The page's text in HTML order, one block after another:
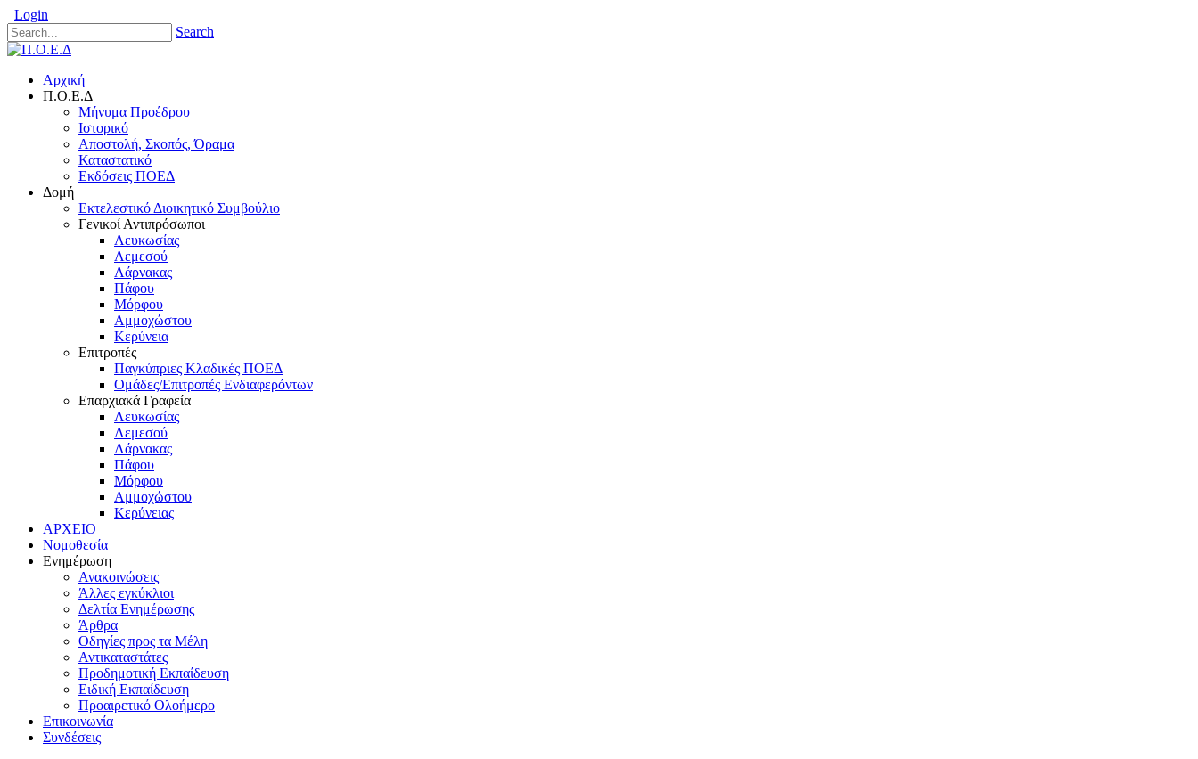
Login
Search
Αρχική
Π.Ο.Ε.Δ
Μήνυμα Προέδρου
Ιστορικό
Αποστολή, Σκοπός, Όραμα
Καταστατικό
Εκδόσεις ΠΟΕΔ
Δομή
Εκτελεστικό Διοικητικό Συμβούλιο
Γενικοί Αντιπρόσωποι
Λευκωσίας
Λεμεσού
Λάρνακας
Πάφου
Μόρφου
Αμμοχώστου
Κερύνεια
Επιτροπές
Παγκύπριες Κλαδικές ΠΟΕΔ
Ομάδες/Επιτροπές Ενδιαφερόντων
Επαρχιακά Γραφεία
Λευκωσίας
Λεμεσού
Λάρνακας
Πάφου
Μόρφου
Αμμοχώστου
Κερύνειας
ΑΡΧΕΙΟ
Νομοθεσία
Ενημέρωση
Ανακοινώσεις
Άλλες εγκύκλιοι
Δελτία Ενημέρωσης
Άρθρα
Οδηγίες προς τα Μέλη
Αντικαταστάτες
Προδημοτική Εκπαίδευση
Ειδική Εκπαίδευση
Προαιρετικό Ολοήμερο
Επικοινωνία
Συνδέσεις